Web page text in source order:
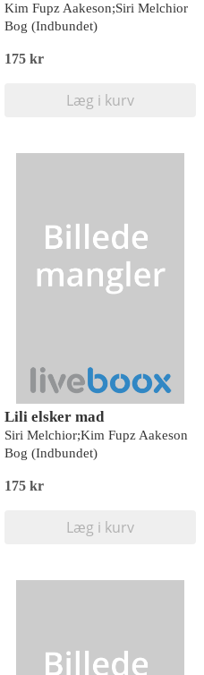
Kim Fupz Aakeson;Siri Melchior
Bog (Indbundet)
175 kr
Læg i kurv
Lili elsker mad
Siri Melchior;Kim Fupz Aakeson
Bog (Indbundet)
175 kr
Læg i kurv